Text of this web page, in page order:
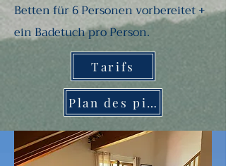
Betten für 6 Personen vorbereitet +
ein Badetuch pro Person.
Tarifs
Plan des pistes